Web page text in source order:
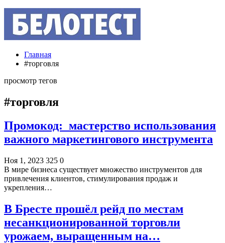
Главная
#торговля
просмотр тегов
#торговля
Промокод: мастерство использования
важного маркетингового инструмента
Ноя 1, 2023 325 0
В мире бизнеса существует множество инструментов для
привлечения клиентов, стимулирования продаж и
укрепления…
В Бресте прошёл рейд по местам
несанкционированной торговли
урожаем, выращенным на…